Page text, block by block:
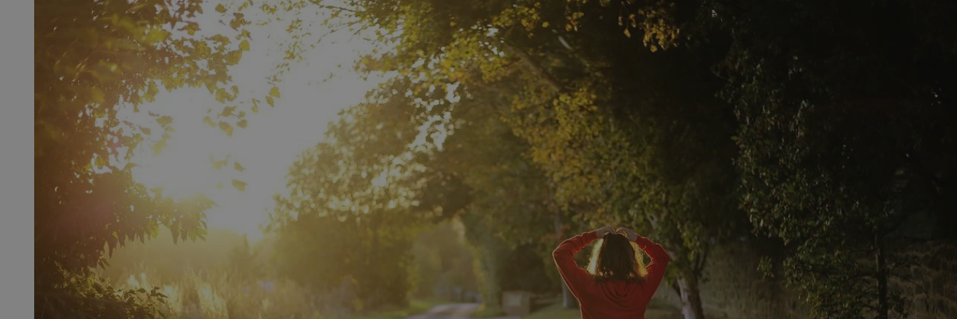
SessID rudaslaska.com.pl
Ten plik cookie przechowuje identyfikator sesji.
QeSessID
rudaslaska.com.pl 1 rok
Ten plik cookie przechowuje identyfikator sesji.
MvSessID
rudaslaska.com.pl 1 rok
Ten plik cookie przechowuje identyfikator sesji.
msToken
.tiktok.com 1 tydzień 3 dni
Ten plik cookie jest używany do celów
uwierzytelniania i bezpieczeństwa, zapewniając, że
użytkownicy pozostają zalogowani, a ich dane są
zabezpieczone, jak poruszać się przez witrynę
internetową lub interakcji z jej usług.
Cloudflare Inc.
Ten plik cookie służy do rozróżniania ludzi i botów.
Jest to korzystne dla strony internetowej, ponieważ
umożliwia tworzenie ważnych raportów na temat
korzystania z jej witryny internetowej.
Cloudflare Inc.
.twitter.com
29 minut 59
Ten plik cookie służy do rozróżniania ludzi i botów.
Jest to korzystne dla strony internetowej, ponieważ
umożliwia tworzenie ważnych raportów na temat
korzystania z jej witryny internetowej.
VISITOR_PRIVACY_METADATA
Ten plik cookie jest używany do przechowywania
zgody użytkownika i wyboru prywatności dla ich
interakcji z witryną. Rejestruje dane dotyczące
zgody odwiedzającego na różne polityki i
ustawienia prywatności, zapewniając, że ich
preferencje zostaną uhonorowane w przyszłych
sesjach.
CookieScript
4 tygodnie 2 dni
Ten plik cookie jest używany przez usługę Cookie-
Polityce prywatności Google